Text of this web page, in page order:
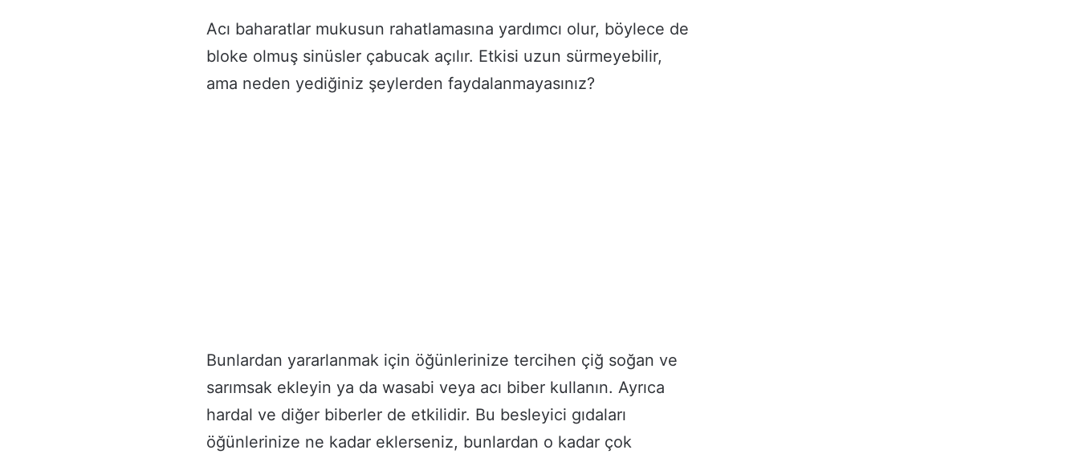
Acı baharatlar mukusun rahatlamasına yardımcı olur, böylece de
bloke olmuş sinüsler çabucak açılır. Etkisi uzun sürmeyebilir,
ama neden yediğiniz şeylerden faydalanmayasınız?
Bunlardan yararlanmak için öğünlerinize tercihen çiğ soğan ve
sarımsak ekleyin ya da wasabi veya acı biber kullanın. Ayrıca
hardal ve diğer biberler de etkilidir. Bu besleyici gıdaları
öğünlerinize ne kadar eklerseniz, bunlardan o kadar çok